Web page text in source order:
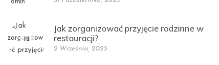
12
Jak zorganizować przyjęcie rodzinne w
restauracji?
2 Września, 2025